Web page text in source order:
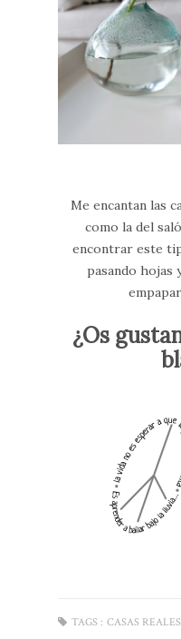
Me encantan las
como la del
encontrar este
pasando hojas
¿Os
TAGS : CASAS REALES